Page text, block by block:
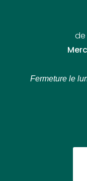
de
Fermeture le